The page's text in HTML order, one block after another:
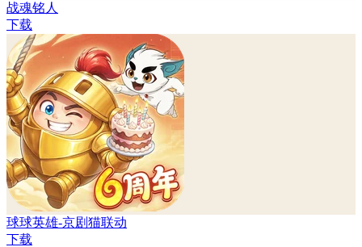
战魂铭人
下载
球球英雄-京剧猫联动
下载